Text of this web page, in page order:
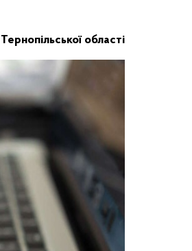
Тернопільської області